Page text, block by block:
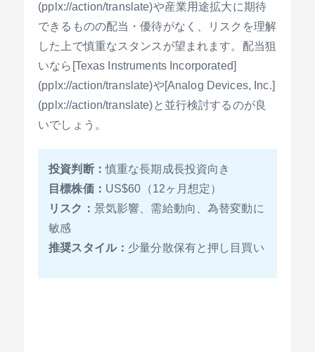
(pplx://action/translate)や産業用途拡大に期待
できるものの配当・優待がなく、リスクを理解
した上で慎重なスタンスが望まれます。配当狙
いなら[Texas Instruments Incorporated]
(pplx://action/translate)や[Analog Devices, Inc.]
(pplx://action/translate)と並行検討するのが良
いでしょう。
投資判断：慎重な長期成長投資向き
目標株価： US$60（12ヶ月想定）
リスク： 景気影響、需給動向、為替変動に
敏感
推奨スタイル： 少量分散保有と押し目買い